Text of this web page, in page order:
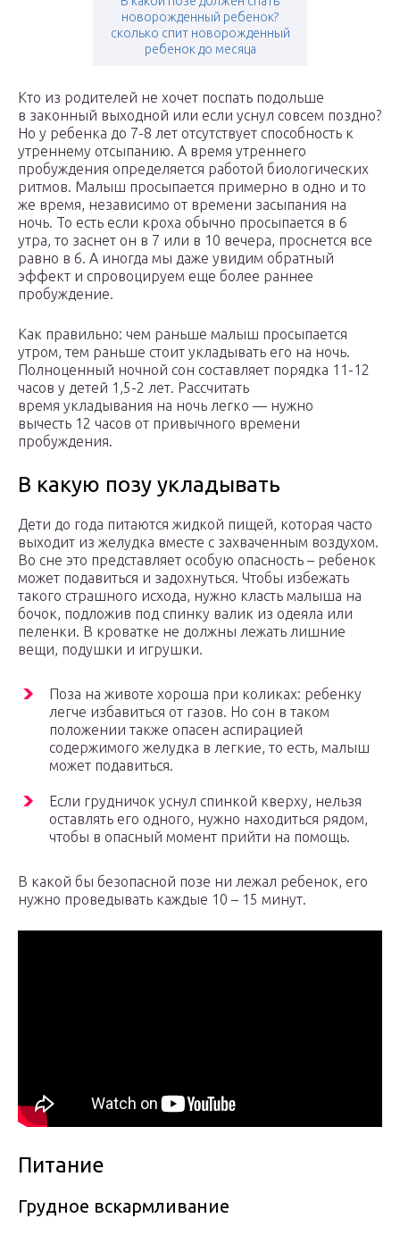
новорожденный ребенок?
сколько спит новорожденный
ребенок до месяца
Кто из родителей не хочет поспать подольше
в законный выходной или если уснул совсем поздно?
Но у ребенка до 7-8 лет отсутствует способность к
утреннему отсыпанию. А время утреннего
пробуждения определяется работой биологических
ритмов. Малыш просыпается примерно в одно и то
же время, независимо от времени засыпания на
ночь. То есть если кроха обычно просыпается в 6
утра, то заснет он в 7 или в 10 вечера, проснется все
равно в 6. А иногда мы даже увидим обратный
эффект и спровоцируем еще более раннее
пробуждение.
Как правильно: чем раньше малыш просыпается
утром, тем раньше стоит укладывать его на ночь.
Полноценный ночной сон составляет порядка 11-12
часов у детей 1,5-2 лет. Рассчитать
время укладывания на ночь легко — нужно
вычесть 12 часов от привычного времени
пробуждения.
В какую позу укладывать
Дети до года питаются жидкой пищей, которая часто
выходит из желудка вместе с захваченным воздухом.
Во сне это представляет особую опасность – ребенок
может подавиться и задохнуться. Чтобы избежать
такого страшного исхода, нужно класть малыша на
бочок, подложив под спинку валик из одеяла или
пеленки. В кроватке не должны лежать лишние
вещи, подушки и игрушки.
Поза на животе хороша при коликах: ребенку
легче избавиться от газов. Но сон в таком
положении также опасен аспирацией
содержимого желудка в легкие, то есть, малыш
может подавиться.
Если грудничок уснул спинкой кверху, нельзя
оставлять его одного, нужно находиться рядом,
чтобы в опасный момент прийти на помощь.
В какой бы безопасной позе ни лежал ребенок, его
нужно проведывать каждые 10 – 15 минут.
Питание
Грудное вскармливание